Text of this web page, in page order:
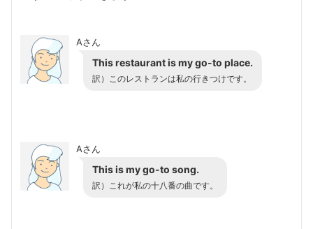
Aさん
This restaurant is my go-to place.
訳）このレストランは私の行きつけです。
Aさん
This is my go-to song.
訳）これが私の十八番の曲です。